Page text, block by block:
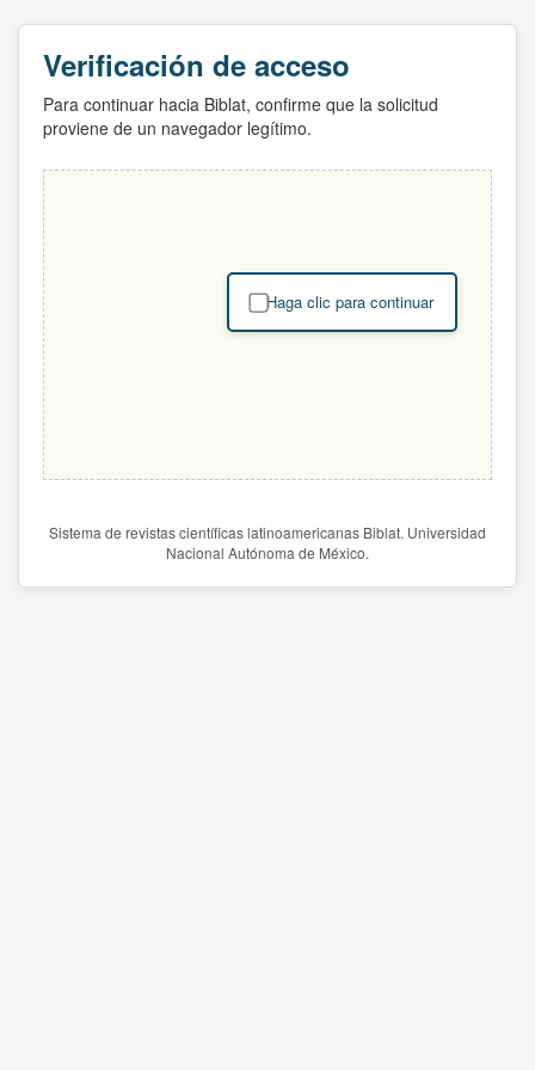
Verificación de acceso
Para continuar hacia Biblat, confirme que la solicitud
proviene de un navegador legítimo.
Haga clic para continuar
Sistema de revistas científicas latinoamericanas Biblat. Universidad
Nacional Autónoma de México.